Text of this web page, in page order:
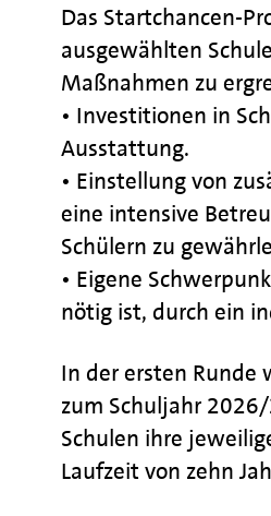
Das Startchancen-
ausgewählten
Maßnahmen zu
• Investitionen in
Ausstattung.
• Einstellung von
eine intensive
Schülern zu
• Eigene
nötig ist, durch ein
In der ersten Runde
zum Schuljahr
Schulen ihre
Laufzeit von zehn